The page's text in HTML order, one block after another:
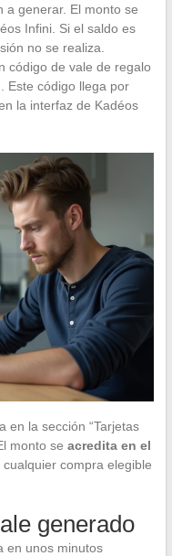
a generar. El monto se
Infini. Si el saldo es
no se realiza.
código de vale de regalo
Este código llega por
la interfaz de Kadéos
en la sección “Tarjetas
monto se acredita en el
compra elegible
generado
en unos minutos